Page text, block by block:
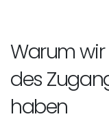
Warum
des
haben